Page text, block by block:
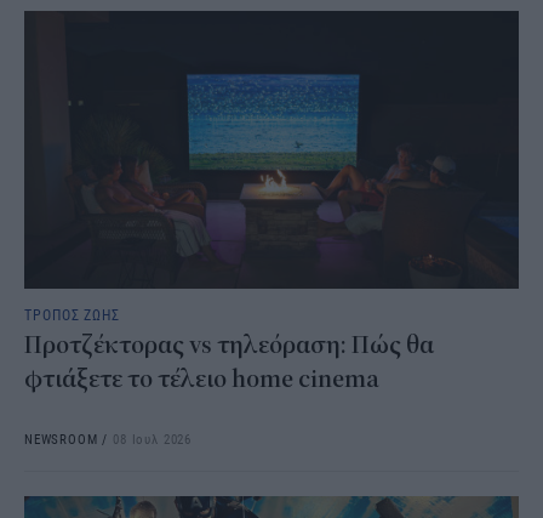
ΤΡΟΠΟΣ ΖΩΗΣ
Προτζέκτορας vs τηλεόραση: Πώς θα
φτιάξετε το τέλειο home cinema
NEWSROOM / 08 Ιουλ 2026